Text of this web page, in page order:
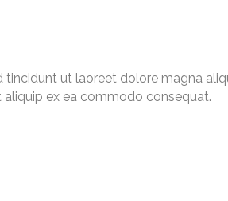
ut laoreet dolore magna
ex ea commodo consequat.